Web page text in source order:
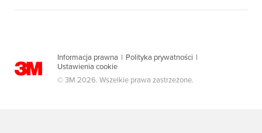
Informacja prawna | Polityka prywatności |
Ustawienia cookie
© 3M 2026. Wszelkie prawa zastrzeżone.